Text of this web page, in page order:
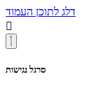
דלג לתוכן העמוד

סרגל נגישות